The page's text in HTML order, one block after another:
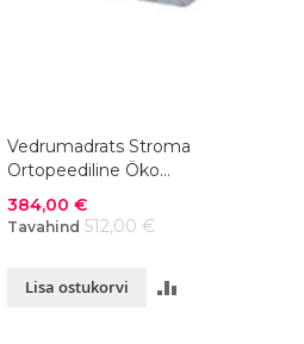
Vedrumadrats Stroma
Ortopeediline Öko
140x200xK23 cm
Soodushind
384,00 €
Tavahind 512,00 €
Lisa ostukorvi